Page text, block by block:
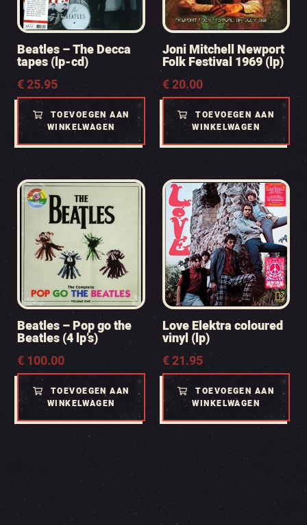
Beatles – The Decca
tapes (lp-cd)
€25.95
TOEVOEGEN AAN
WINKELWAGEN
Joni Mitchell Newport
Folk Festival 1969 (lp)
€20.00
TOEVOEGEN AAN
WINKELWAGEN
Beatles – Pop go the
Beatles (4 lp’s)
€100.00
TOEVOEGEN AAN
WINKELWAGEN
Love Elektra coloured
vinyl (lp)
€21.95
TOEVOEGEN AAN
WINKELWAGEN